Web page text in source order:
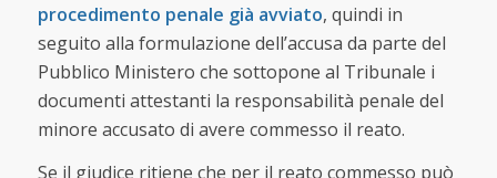
procedimento penale già avviato, quindi in
seguito alla formulazione dell’accusa da parte del
Pubblico Ministero che sottopone al Tribunale i
documenti attestanti la responsabilità penale del
minore accusato di avere commesso il reato.
Se il giudice ritiene che per il reato commesso può